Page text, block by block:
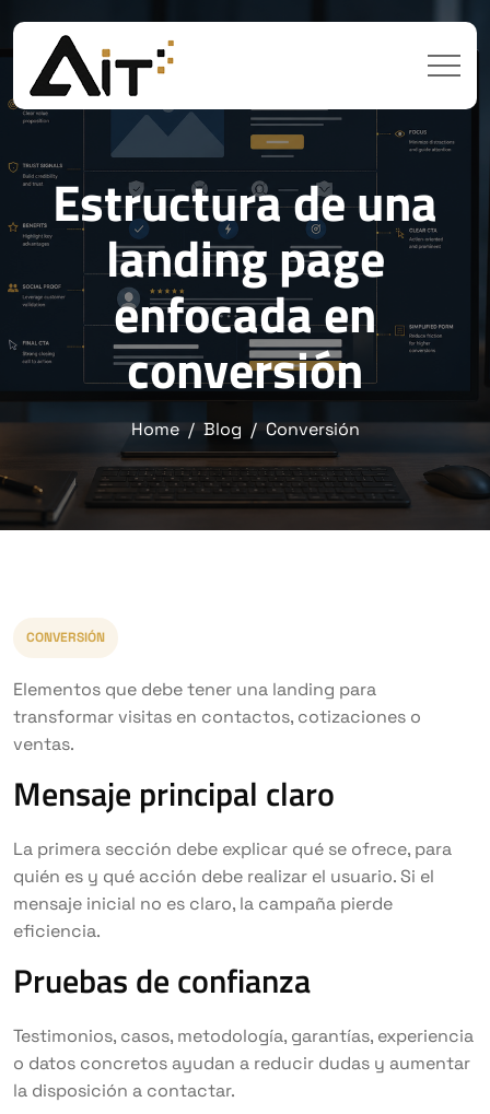
Estructura de una
landing page
enfocada en
conversión
Home Blog Conversión
CONVERSIÓN
Elementos que debe tener una landing para
transformar visitas en contactos, cotizaciones o
ventas.
Mensaje principal claro
La primera sección debe explicar qué se ofrece, para
quién es y qué acción debe realizar el usuario. Si el
mensaje inicial no es claro, la campaña pierde
eficiencia.
Pruebas de confianza
Testimonios, casos, metodología, garantías, experiencia
o datos concretos ayudan a reducir dudas y aumentar
la disposición a contactar.